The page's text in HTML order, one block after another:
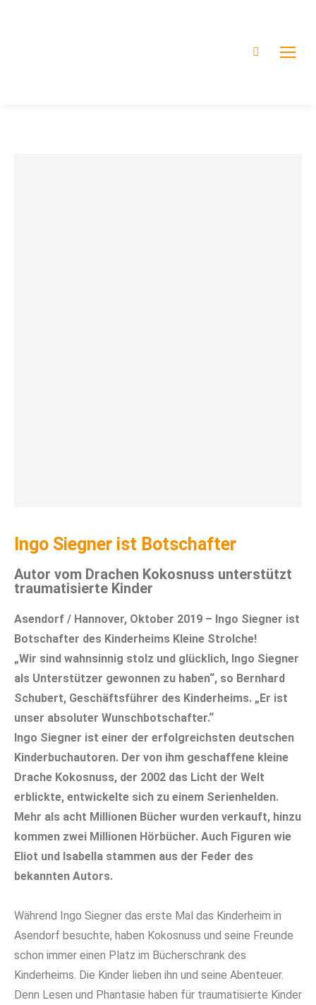
Ingo Siegner ist Botschafter
Autor vom Drachen Kokosnuss unterstützt
traumatisierte Kinder
Asendorf / Hannover, Oktober 2019 – Ingo Siegner ist
Botschafter des Kinderheims Kleine Strolche!
„Wir sind wahnsinnig stolz und glücklich, Ingo Siegner
als Unterstützer gewonnen zu haben“, so Bernhard
Schubert, Geschäftsführer des Kinderheims. „Er ist
unser absoluter Wunschbotschafter.“
Ingo Siegner ist einer der erfolgreichsten deutschen
Kinderbuchautoren. Der von ihm geschaffene kleine
Drache Kokosnuss, der 2002 das Licht der Welt
erblickte, entwickelte sich zu einem Serienhelden.
Mehr als acht Millionen Bücher wurden verkauft, hinzu
kommen zwei Millionen Hörbücher. Auch Figuren wie
Eliot und Isabella stammen aus der Feder des
bekannten Autors.
Während Ingo Siegner das erste Mal das Kinderheim in
Asendorf besuchte, haben Kokosnuss und seine Freunde
schon immer einen Platz im Bücherschrank des
Kinderheims. Die Kinder lieben ihn und seine Abenteuer.
Denn Lesen und Phantasie haben für traumatisierte Kinder